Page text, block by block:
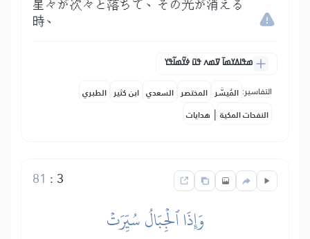
星々が次々と落ちて、その光が消える
時、
ߘߟߊߡߌߘߊ߫ ߜߘߍ ߟߎ߫ ߦߌ߬ߘߊ߬ߟߌ
التفاسير: المُيسَّر المختصر السعدي ابن كثير الطبري
النفحات المكية | هدايات
3
:
81
وَإِذَا ٱلۡجِبَالُ سُيِّرَتۡ